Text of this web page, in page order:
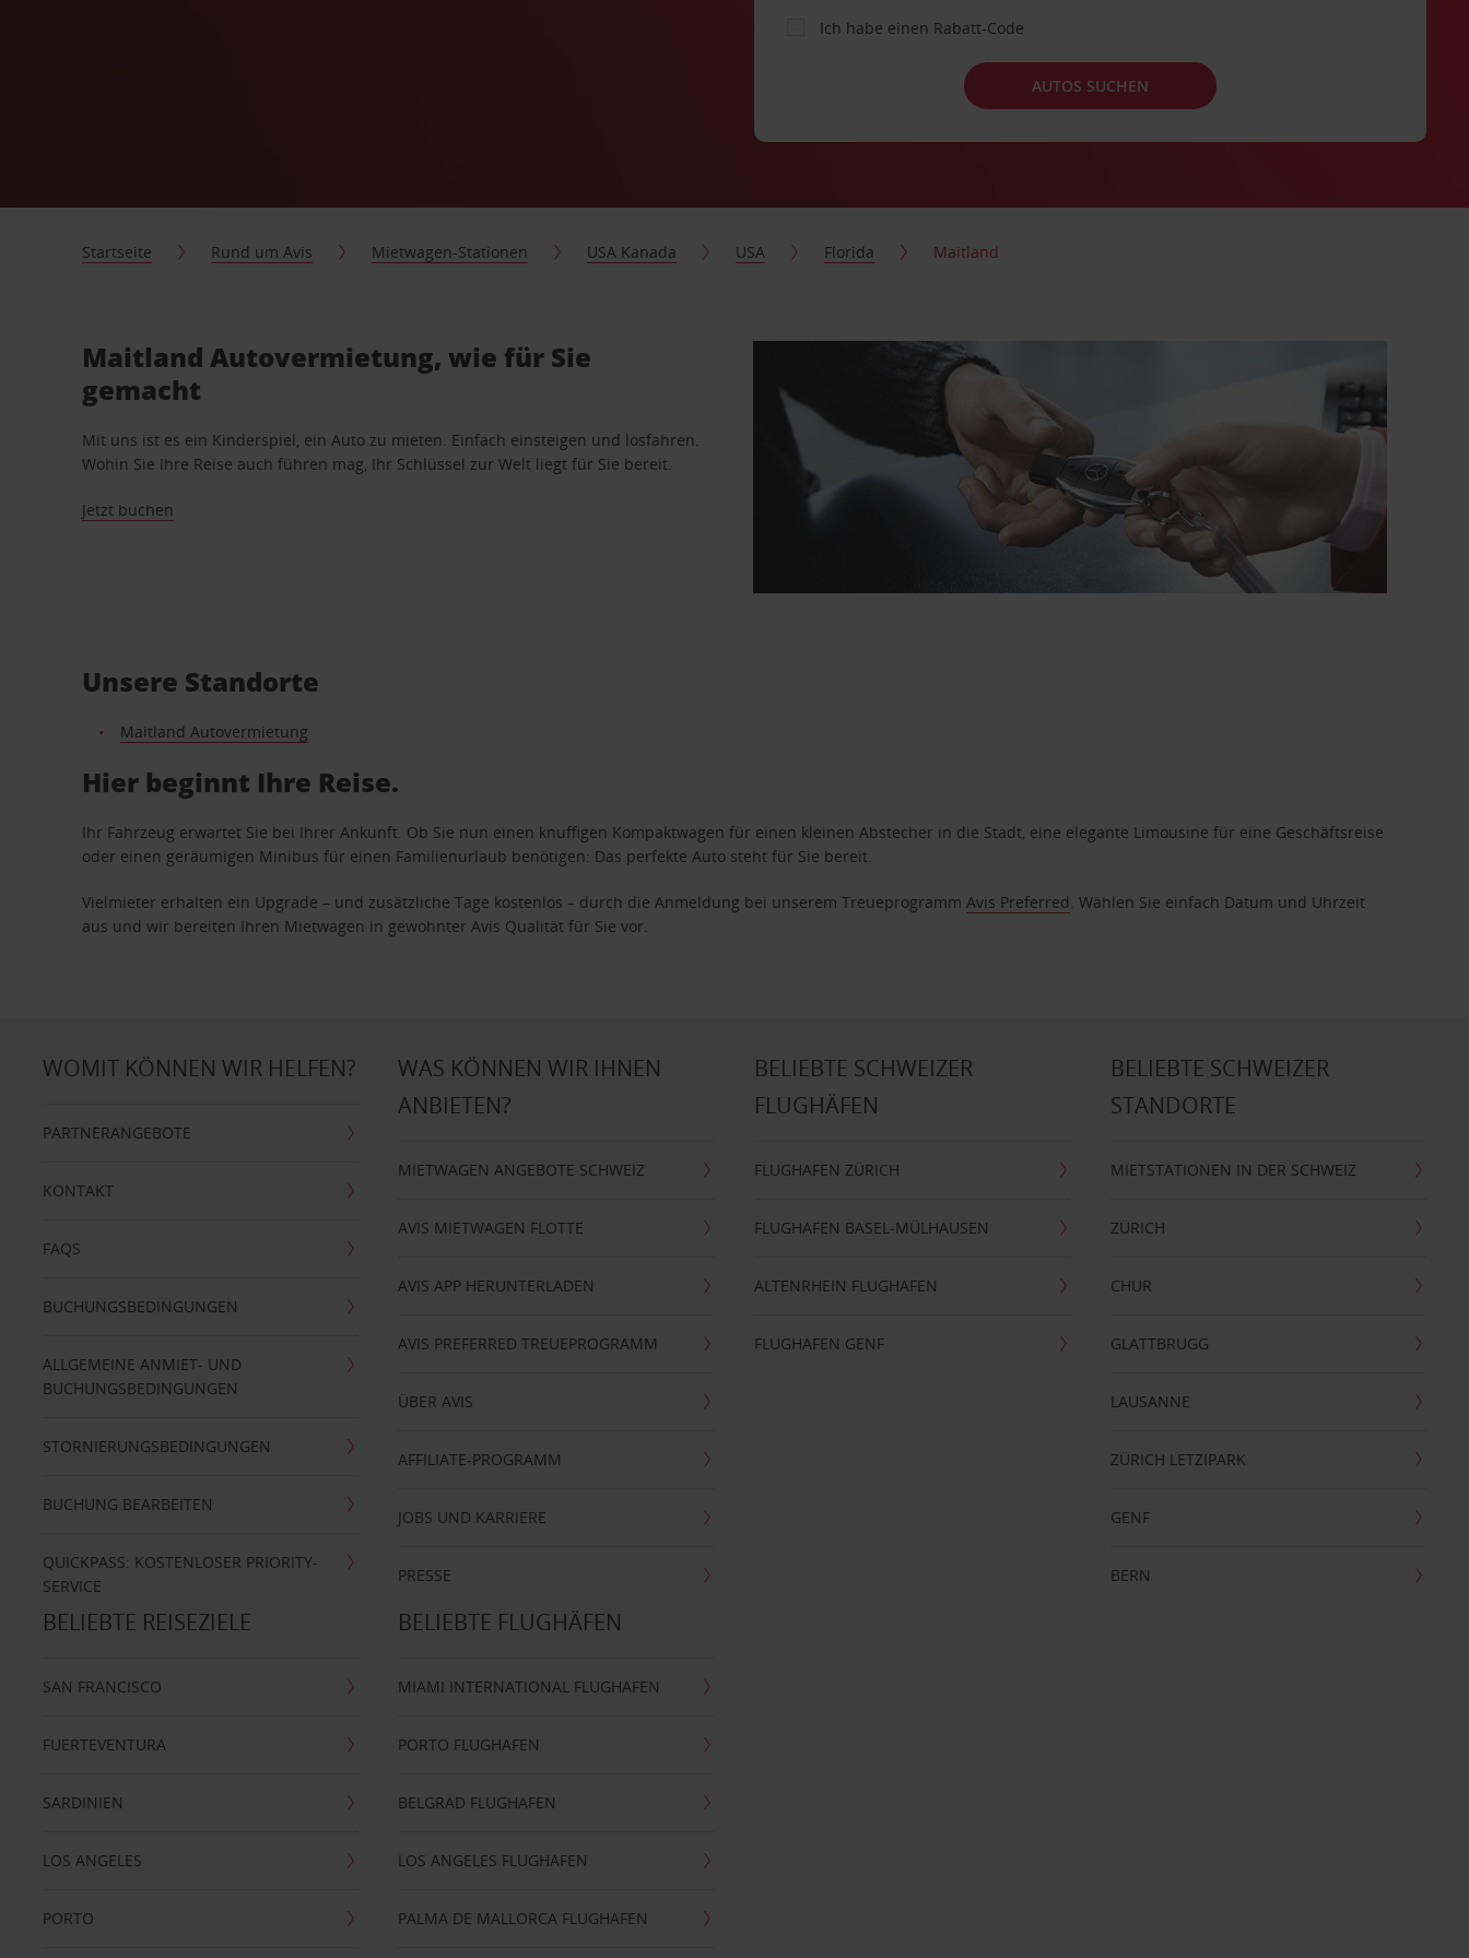
Ich habe einen Rabatt-Code
AUTOS SUCHEN
Startseite Rund um Avis Mietwagen-Stationen USA Kanada USA Florida Maitland
Maitland Autovermietung, wie für Sie
gemacht
Mit uns ist es ein Kinderspiel, ein Auto zu mieten. Einfach einsteigen und losfahren.
Wohin Sie Ihre Reise auch führen mag, Ihr Schlüssel zur Welt liegt für Sie bereit.
Jetzt buchen
Unsere Standorte
Maitland Autovermietung
Hier beginnt Ihre Reise.
Ihr Fahrzeug erwartet Sie bei Ihrer Ankunft. Ob Sie nun einen knuffigen Kompaktwagen für einen kleinen Abstecher in die Stadt, eine elegante Limousine für eine Geschäftsreise
oder einen geräumigen Minibus für einen Familienurlaub benötigen: Das perfekte Auto steht für Sie bereit.
Vielmieter erhalten ein Upgrade – und zusätzliche Tage kostenlos – durch die Anmeldung bei unserem TreueprogrammAvis Preferred. Wählen Sie einfach Datum und Uhrzeit
aus und wir bereiten Ihren Mietwagen in gewohnter Avis Qualität für Sie vor.
WOMIT KÖNNEN WIR HELFEN?
PARTNERANGEBOTE
KONTAKT
FAQS
BUCHUNGSBEDINGUNGEN
ALLGEMEINE ANMIET- UND
BUCHUNGSBEDINGUNGEN
STORNIERUNGSBEDINGUNGEN
BUCHUNG BEARBEITEN
QUICKPASS: KOSTENLOSER PRIORITY-
SERVICE
WAS KÖNNEN WIR IHNEN
ANBIETEN?
MIETWAGEN ANGEBOTE SCHWEIZ
AVIS MIETWAGEN FLOTTE
AVIS APP HERUNTERLADEN
AVIS PREFERRED TREUEPROGRAMM
ÜBER AVIS
AFFILIATE-PROGRAMM
JOBS UND KARRIERE
PRESSE
BELIEBTE SCHWEIZER
FLUGHÄFEN
FLUGHAFEN ZÜRICH
FLUGHAFEN BASEL-MÜLHAUSEN
ALTENRHEIN FLUGHAFEN
FLUGHAFEN GENF
BELIEBTE SCHWEIZER
STANDORTE
MIETSTATIONEN IN DER SCHWEIZ
ZÜRICH
CHUR
GLATTBRUGG
LAUSANNE
ZÜRICH LETZIPARK
GENF
BERN
BELIEBTE REISEZIELE
SAN FRANCISCO
FUERTEVENTURA
SARDINIEN
LOS ANGELES
PORTO
BELIEBTE FLUGHÄFEN
MIAMI INTERNATIONAL FLUGHAFEN
PORTO FLUGHAFEN
BELGRAD FLUGHAFEN
LOS ANGELES FLUGHAFEN
PALMA DE MALLORCA FLUGHAFEN